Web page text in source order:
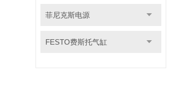
菲尼克斯电源
FESTO费斯托气缸